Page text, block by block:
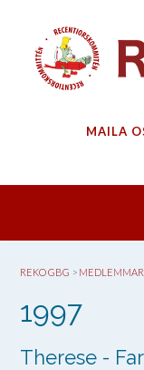
content
MAILA
REKO GBG > MEDLEMMAR
1997
Therese -